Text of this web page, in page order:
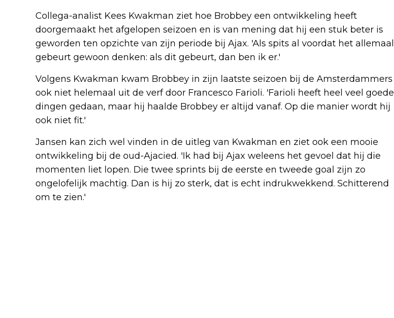
Collega-analist Kees Kwakman ziet hoe Brobbey een ontwikkeling heeft
doorgemaakt het afgelopen seizoen en is van mening dat hij een stuk beter is
geworden ten opzichte van zijn periode bij Ajax. 'Als spits al voordat het allemaal
gebeurt gewoon denken: als dit gebeurt, dan ben ik er.'
Volgens Kwakman kwam Brobbey in zijn laatste seizoen bij de Amsterdammers
ook niet helemaal uit de verf door Francesco Farioli. 'Farioli heeft heel veel goede
dingen gedaan, maar hij haalde Brobbey er altijd vanaf. Op die manier wordt hij
ook niet fit.'
Jansen kan zich wel vinden in de uitleg van Kwakman en ziet ook een mooie
ontwikkeling bij de oud-Ajacied. 'Ik had bij Ajax weleens het gevoel dat hij die
momenten liet lopen. Die twee sprints bij de eerste en tweede goal zijn zo
ongelofelijk machtig. Dan is hij zo sterk, dat is echt indrukwekkend. Schitterend
om te zien.'